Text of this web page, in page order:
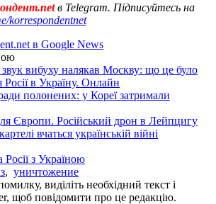
в Telegram. Підписуйтесь на
korrespondentnet
в Google News
звук вибуху налякав Москву: що це було
в Україну. Онлайн
полонених: у Кореї затримали
Європи. Російський дрон в Лейпцигу
вчаться українській війні
Росії з Україною
, уничтожение
виділіть необхідний текст і
щоб повідомити про це редакцію.